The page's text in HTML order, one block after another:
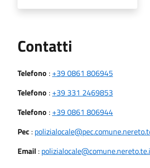
Contatti
Telefono : +39 0861 806945
Telefono : +39 331 2469853
Telefono : +39 0861 806944
Pec :
Email :